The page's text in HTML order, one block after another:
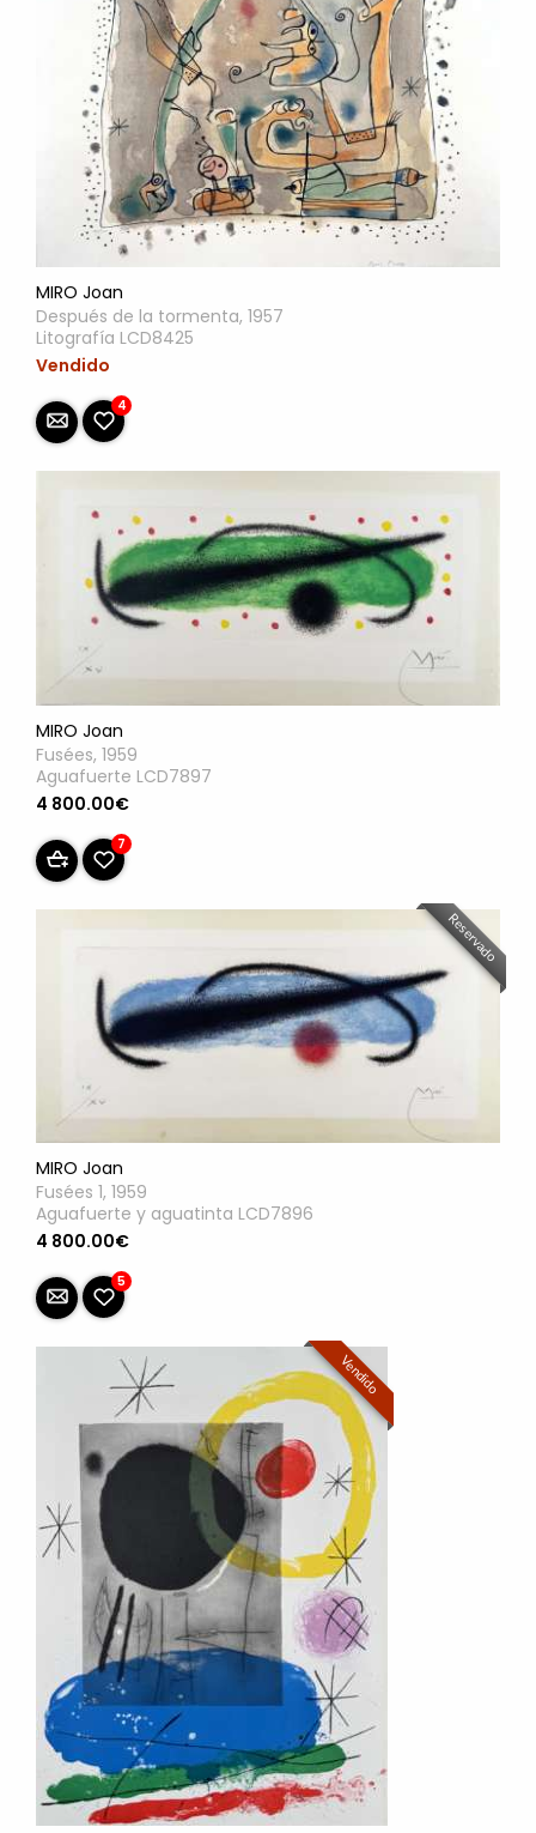
MIRO Joan
Después de la tormenta, 1957
Litografía LCD8425
Vendido
4
MIRO Joan
Fusées, 1959
Aguafuerte LCD7897
4 800.00€
7
Reservado
MIRO Joan
Fusées 1, 1959
Aguafuerte y aguatinta LCD7896
4 800.00€
5
Vendido